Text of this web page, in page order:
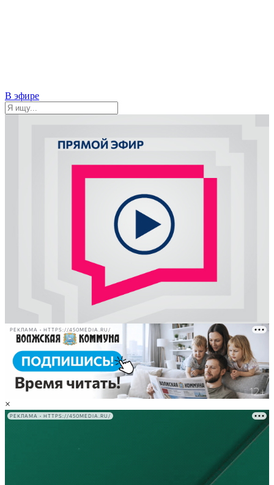
В эфире
РЕКЛАМА • HTTPS://450MEDIA.RU/
×
РЕКЛАМА • HTTPS://450MEDIA.RU/